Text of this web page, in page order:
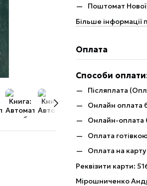
Поштомат Нової
Більше інформації
Оплата
Способи
Післяплата
Онлайн оплата
Онлайн-оплата
Оплата
Оплата на
Реквізити карти:
Мірошниченко